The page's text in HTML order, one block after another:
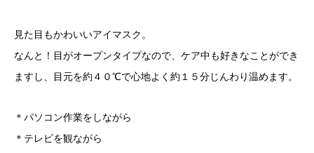
見た目もかわいいアイマスク。
なんと！目がオープンタイプなので、ケア中も好きなことができ
ますし、目元を約４０℃で心地よく約１５分じんわり温めます。
＊パソコン作業をしながら
＊テレビを観ながら